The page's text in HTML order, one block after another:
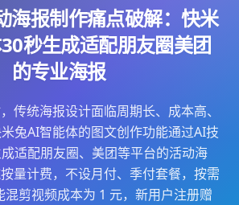
海报制作痛点破解：快米
秒生成适配朋友圈美团
的专业海报
传统海报设计面临周期长、成本高、
兔AI智能体的图文创作功能通过AI技
适配朋友圈、美团等平台的活动海
量计费，不设月付、季付套餐，按需
混剪视频成本为 1 元，新用户注册赠